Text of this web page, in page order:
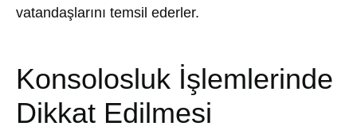
vatandaşlarını temsil ederler.
Konsolosluk İşlemlerinde
Dikkat Edilmesi